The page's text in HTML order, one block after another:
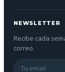
NEWSLETTER
Recibe cada
correo.